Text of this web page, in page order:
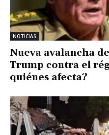
NOTICIAS
Nueva avalancha
Trump contra el
quiénes afecta?